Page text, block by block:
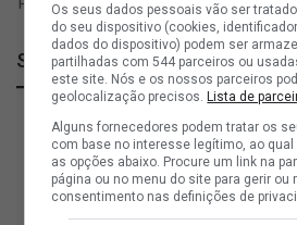
SuperVasco
Os seus dados pessoais vão ser
do seu dispositivo (cookies,
dados do dispositivo) podem ser
partilhadas com 544 parceiros ou
este site. Nós e os nossos parceiros
geolocalização precisos.Lista de
Alguns fornecedores podem tratar os
com base no interesse legítimo, ao qual
as opções abaixo. Procure um link na
página ou no menu do site para gerir ou
consentimento nas definições de